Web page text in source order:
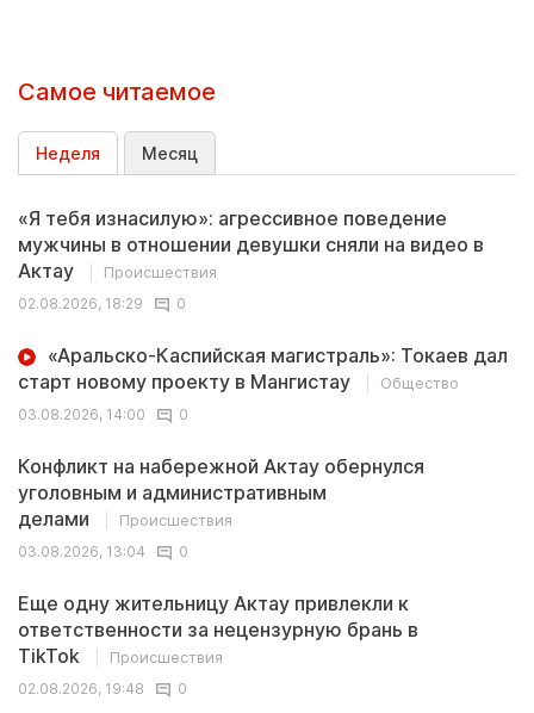
Самое читаемое
Неделя Месяц
«Я тебя изнасилую»: агрессивное поведение
мужчины в отношении девушки сняли на видео в
Актау
Происшествия
02.08.2026, 18:29
0
«Аральско-Каспийская магистраль»: Токаев дал
старт новому проекту в Мангистау
Общество
03.08.2026, 14:00
0
Конфликт на набережной Актау обернулся
уголовным и административным
делами
Происшествия
03.08.2026, 13:04
0
Еще одну жительницу Актау привлекли к
ответственности за нецензурную брань в
TikTok
Происшествия
02.08.2026, 19:48
0